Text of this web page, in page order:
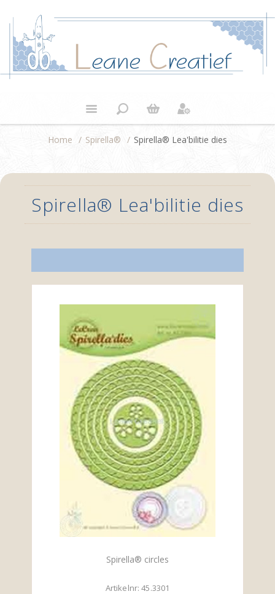
Home / Spirella® / Spirella® Lea'bilitie dies
Spirella® Lea'bilitie dies
Spirella® circles
Artikelnr: 45.3301